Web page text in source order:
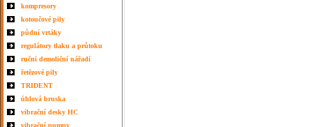
kompresory
kotoučové pily
půdní vrtáky
regulátory tlaku a průtoku
ruční demoliční nářadí
řetězové pily
TRIDENT
úhlová bruska
vibrační desky HC
vibrační pumpy